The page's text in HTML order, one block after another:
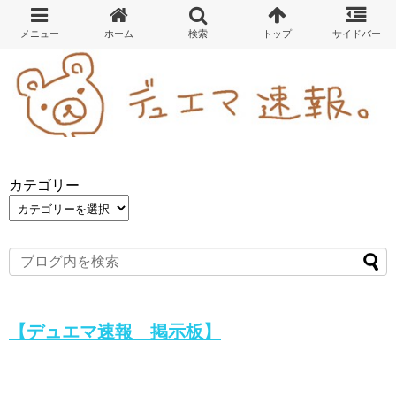
カテゴリー
【デュエマ速報 掲示板】